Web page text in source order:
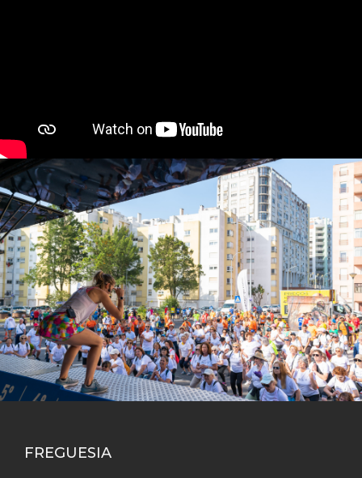
FREGUESIA